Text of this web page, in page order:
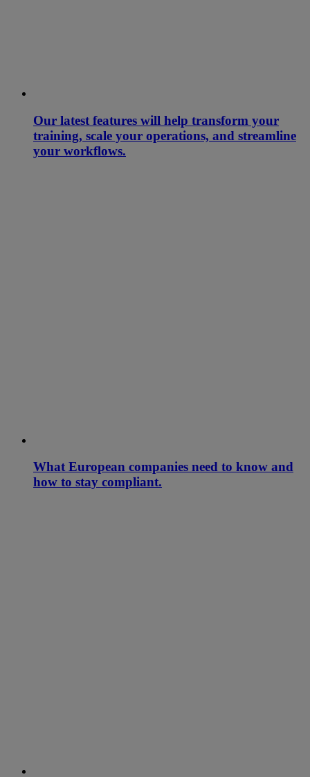
Our latest features will help transform your
training, scale your operations, and streamline
your workflows.
What European companies need to know and
how to stay compliant.